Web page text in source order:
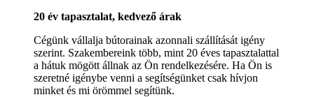
20 év tapasztalat, kedvező árak
Cégünk vállalja bútorainak azonnali szállítását igény
szerint. Szakembereink több, mint 20 éves tapasztalattal
a hátuk mögött állnak az Ön rendelkezésére. Ha Ön is
szeretné igénybe venni a segítségünket csak hívjon
minket és mi örömmel segítünk.